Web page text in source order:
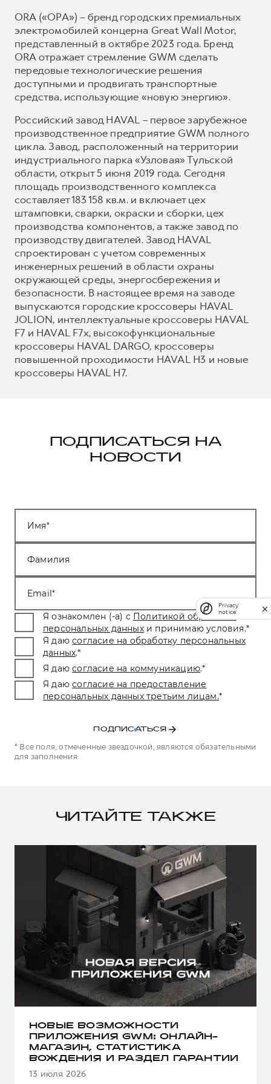
ORA («ОРА») – бренд городских премиальных
электромобилей концерна Great Wall Motor,
представленный в октябре 2023 года. Бренд
ORA отражает стремление GWM сделать
передовые технологические решения
доступными и продвигать транспортные
средства, использующие «новую энергию».
Российский завод HAVAL – первое зарубежное
производственное предприятие GWM полного
цикла. Завод, расположенный на территории
индустриального парка «Узловая» Тульской
области, открыт 5 июня 2019 года. Сегодня
площадь производственного комплекса
составляет 183 158 кв.м. и включает цех
штамповки, сварки, окраски и сборки, цех
производства компонентов, а также завод по
производству двигателей. Завод HAVAL
спроектирован с учетом современных
инженерных решений в области охраны
окружающей среды, энергосбережения и
безопасности. В настоящее время на заводе
выпускаются городские кроссоверы HAVAL
JOLION, интеллектуальные кроссоверы HAVAL
F7 и HAVAL F7x, высокофункциональные
кроссоверы HAVAL DARGO, кроссоверы
повышенной проходимости HAVAL H3 и новые
кроссоверы HAVAL H7.
ПОДПИСАТЬСЯ НА
НОВОСТИ
Имя
Фамилия
Email
Я ознакомлен (-а) с Политикой обработки
персональных данных и принимаю условия.*
Я даю согласие на обработку персональных
данных.*
Я даю согласие на коммуникацию.*
Я даю согласие на предоставление
персональных данных третьим лицам.*
ПОДПИСАТЬСЯ
* Все поля, отмеченные звездочкой, являются обязательными
для заполнения.
ЧИТАЙТЕ ТАКЖЕ
НОВЫЕ ВОЗМОЖНОСТИ
ПРИЛОЖЕНИЯ GWM: ОНЛАЙН-
МАГАЗИН, СТАТИСТИКА
ВОЖДЕНИЯ И РАЗДЕЛ ГАРАНТИИ
13 июля 2026
Privacy
notice